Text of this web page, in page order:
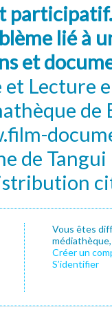
lié à
et
Lecture
de
de
Vous êtes
Créer un
S’identifier